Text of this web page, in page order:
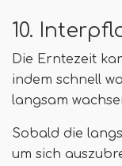
10.
Die Erntezeit
indem schnell
langsam
Sobald die
um sich